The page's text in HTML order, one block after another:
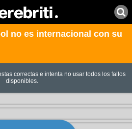
no es internacional con su
correctas e intenta no usar todos los fallos
disponibles.